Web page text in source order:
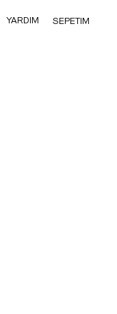
YARDIM SEPETIM